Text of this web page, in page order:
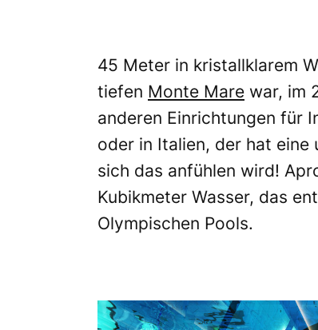
45 Meter in kristallklarem
tiefen Monte Mare war, im
anderen Einrichtungen für
oder in Italien, der hat
sich das anfühlen wird!
Kubikmeter Wasser, das
Olympischen Pools.